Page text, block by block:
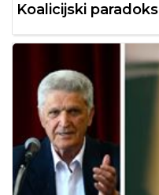
Koalicijski paradoks